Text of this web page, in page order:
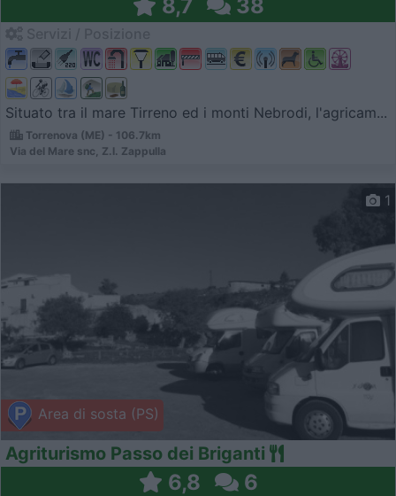
8,7 38
Situato tra il mare Tirreno ed i monti Nebrodi, l'agricam...
Torrenova (ME) - 106.7km
Via del Mare snc, Z.I. Zappulla
Area di sosta (PS)
1
Agriturismo Passo dei Briganti
6,8 6